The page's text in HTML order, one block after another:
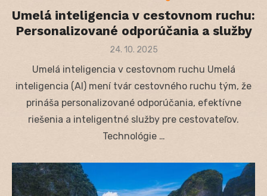
Umelá inteligencia v cestovnom ruchu:
Personalizované odporúčania a služby
Posted
24. 10. 2025
Umelá inteligencia v cestovnom ruchu Umelá
inteligencia (AI) mení tvár cestovného ruchu tým, že
prináša personalizované odporúčania, efektívne
riešenia a inteligentné služby pre cestovateľov.
Technológie …